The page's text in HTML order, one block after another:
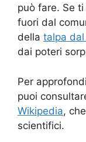
può fare. Se
fuori dal
della talpa
dai poteri
Per
puoi
Wikipedia,
scientifici.